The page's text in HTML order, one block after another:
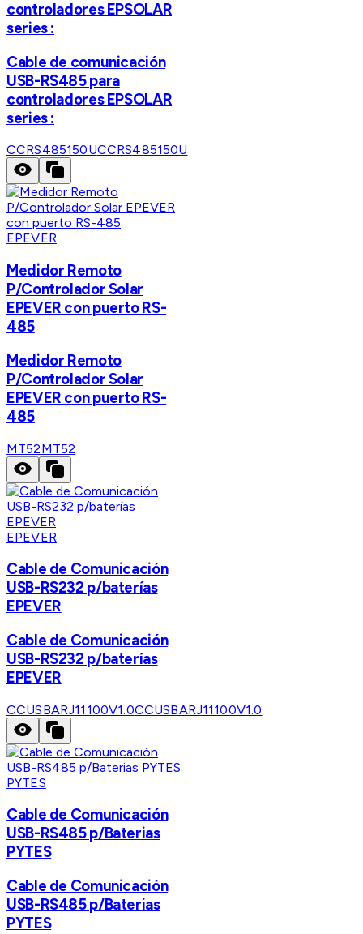
controladores EPSOLAR
series :
Cable de comunicación
USB-RS485 para
controladores EPSOLAR
series :
CCRS485150UCCRS485150U
EPEVER
Medidor Remoto
P/Controlador Solar
EPEVER con puerto RS-
485
Medidor Remoto
P/Controlador Solar
EPEVER con puerto RS-
485
MT52MT52
EPEVER
Cable de Comunicación
USB-RS232 p/baterías
EPEVER
Cable de Comunicación
USB-RS232 p/baterías
EPEVER
CCUSBARJ11100V1.0CCUSBARJ11100V1.0
PYTES
Cable de Comunicación
USB-RS485 p/Baterias
PYTES
Cable de Comunicación
USB-RS485 p/Baterias
PYTES